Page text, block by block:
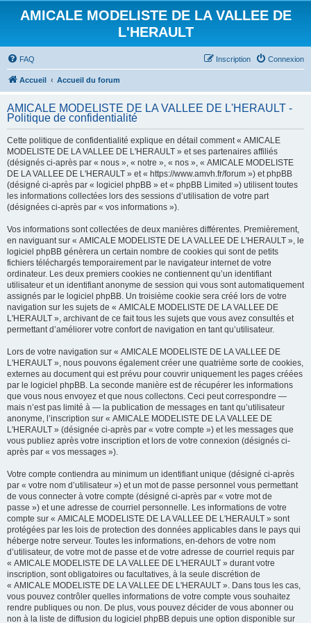
AMICALE MODELISTE DE LA VALLEE DE
L'HERAULT
FAQ Connexion
Inscription
Accueil Accueil du forum
AMICALE MODELISTE DE LA VALLEE DE L'HERAULT -
Politique de confidentialité
Cette politique de confidentialité explique en détail comment « AMICALE
MODELISTE DE LA VALLEE DE L'HERAULT » et ses partenaires affiliés
(désignés ci-après par « nous », « notre », « nos », « AMICALE MODELISTE
DE LA VALLEE DE L'HERAULT » et « https://www.amvh.fr/forum ») et phpBB
(désigné ci-après par « logiciel phpBB » et « phpBB Limited ») utilisent toutes
les informations collectées lors des sessions d’utilisation de votre part
(désignées ci-après par « vos informations »).
Vos informations sont collectées de deux manières différentes. Premièrement,
en naviguant sur « AMICALE MODELISTE DE LA VALLEE DE L'HERAULT », le
logiciel phpBB génèrera un certain nombre de cookies qui sont de petits
fichiers téléchargés temporairement par le navigateur internet de votre
ordinateur. Les deux premiers cookies ne contiennent qu’un identifiant
utilisateur et un identifiant anonyme de session qui vous sont automatiquement
assignés par le logiciel phpBB. Un troisième cookie sera créé lors de votre
navigation sur les sujets de « AMICALE MODELISTE DE LA VALLEE DE
L'HERAULT », archivant de ce fait tous les sujets que vous avez consultés et
permettant d’améliorer votre confort de navigation en tant qu’utilisateur.
Lors de votre navigation sur « AMICALE MODELISTE DE LA VALLEE DE
L'HERAULT », nous pouvons également créer une quatrième sorte de cookies,
externes au document qui est prévu pour couvrir uniquement les pages créées
par le logiciel phpBB. La seconde manière est de récupérer les informations
que vous nous envoyez et que nous collectons. Ceci peut correspondre —
mais n’est pas limité à — la publication de messages en tant qu’utilisateur
anonyme, l’inscription sur « AMICALE MODELISTE DE LA VALLEE DE
L'HERAULT » (désignée ci-après par « votre compte ») et les messages que
vous publiez après votre inscription et lors de votre connexion (désignés ci-
après par « vos messages »).
Votre compte contiendra au minimum un identifiant unique (désigné ci-après
par « votre nom d’utilisateur ») et un mot de passe personnel vous permettant
de vous connecter à votre compte (désigné ci-après par « votre mot de
passe ») et une adresse de courriel personnelle. Les informations de votre
compte sur « AMICALE MODELISTE DE LA VALLEE DE L'HERAULT » sont
protégées par les lois de protection des données applicables dans le pays qui
héberge notre serveur. Toutes les informations, en-dehors de votre nom
d’utilisateur, de votre mot de passe et de votre adresse de courriel requis par
« AMICALE MODELISTE DE LA VALLEE DE L'HERAULT » durant votre
inscription, sont obligatoires ou facultatives, à la seule discrétion de
« AMICALE MODELISTE DE LA VALLEE DE L'HERAULT ». Dans tous les cas,
vous pouvez contrôler quelles informations de votre compte vous souhaitez
rendre publiques ou non. De plus, vous pouvez décider de vous abonner ou
non à la liste de diffusion du logiciel phpBB depuis une option disponible sur